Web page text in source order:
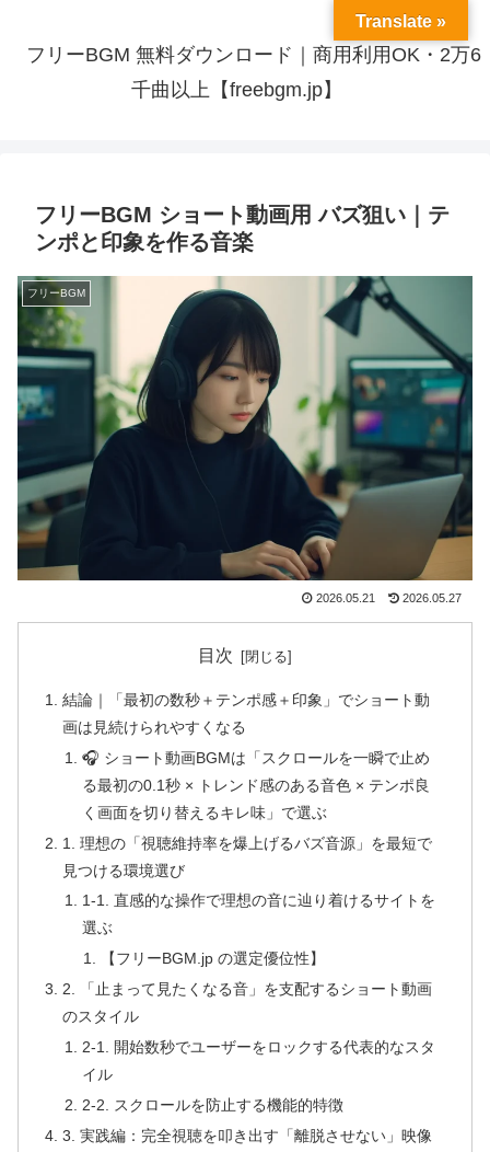
フリーBGM 無料ダウンロード｜商用利用OK・2万6
千曲以上【freebgm.jp】
フリーBGM ショート動画用 バズ狙い｜テ
ンポと印象を作る音楽
フリーBGM
2026.05.21 2026.05.27
目次
結論｜「最初の数秒＋テンポ感＋印象」でショート動
画は見続けられやすくなる
🎧 ショート動画BGMは「スクロールを一瞬で止め
る最初の0.1秒 × トレンド感のある音色 × テンポ良
く画面を切り替えるキレ味」で選ぶ
1. 理想の「視聴維持率を爆上げるバズ音源」を最短で
見つける環境選び
1-1. 直感的な操作で理想の音に辿り着けるサイトを
選ぶ
【フリーBGM.jp の選定優位性】
2. 「止まって見たくなる音」を支配するショート動画
のスタイル
2-1. 開始数秒でユーザーをロックする代表的なスタ
イル
2-2. スクロールを防止する機能的特徴
3. 実践編：完全視聴を叩き出す「離脱させない」映像
Translate »